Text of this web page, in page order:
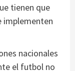
tienen que
implementen
nacionales
el futbol no